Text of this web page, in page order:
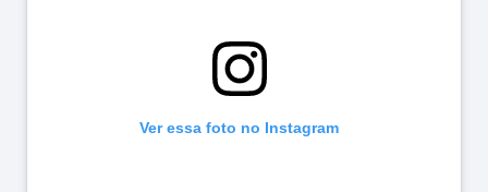
Ver essa foto no Instagram